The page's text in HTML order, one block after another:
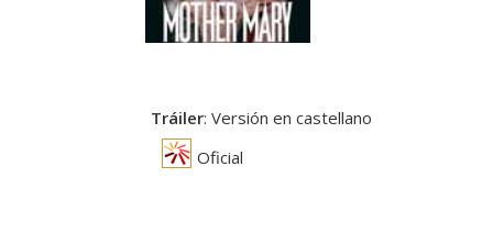
Tráiler: Versión en castellano
Oficial